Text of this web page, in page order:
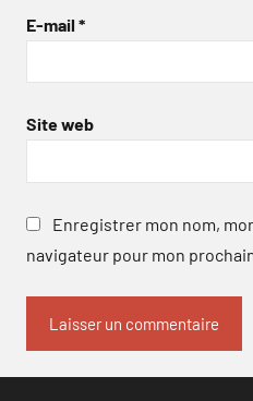
E-mail *
Site web
Enregistrer mon nom,
navigateur pour mon